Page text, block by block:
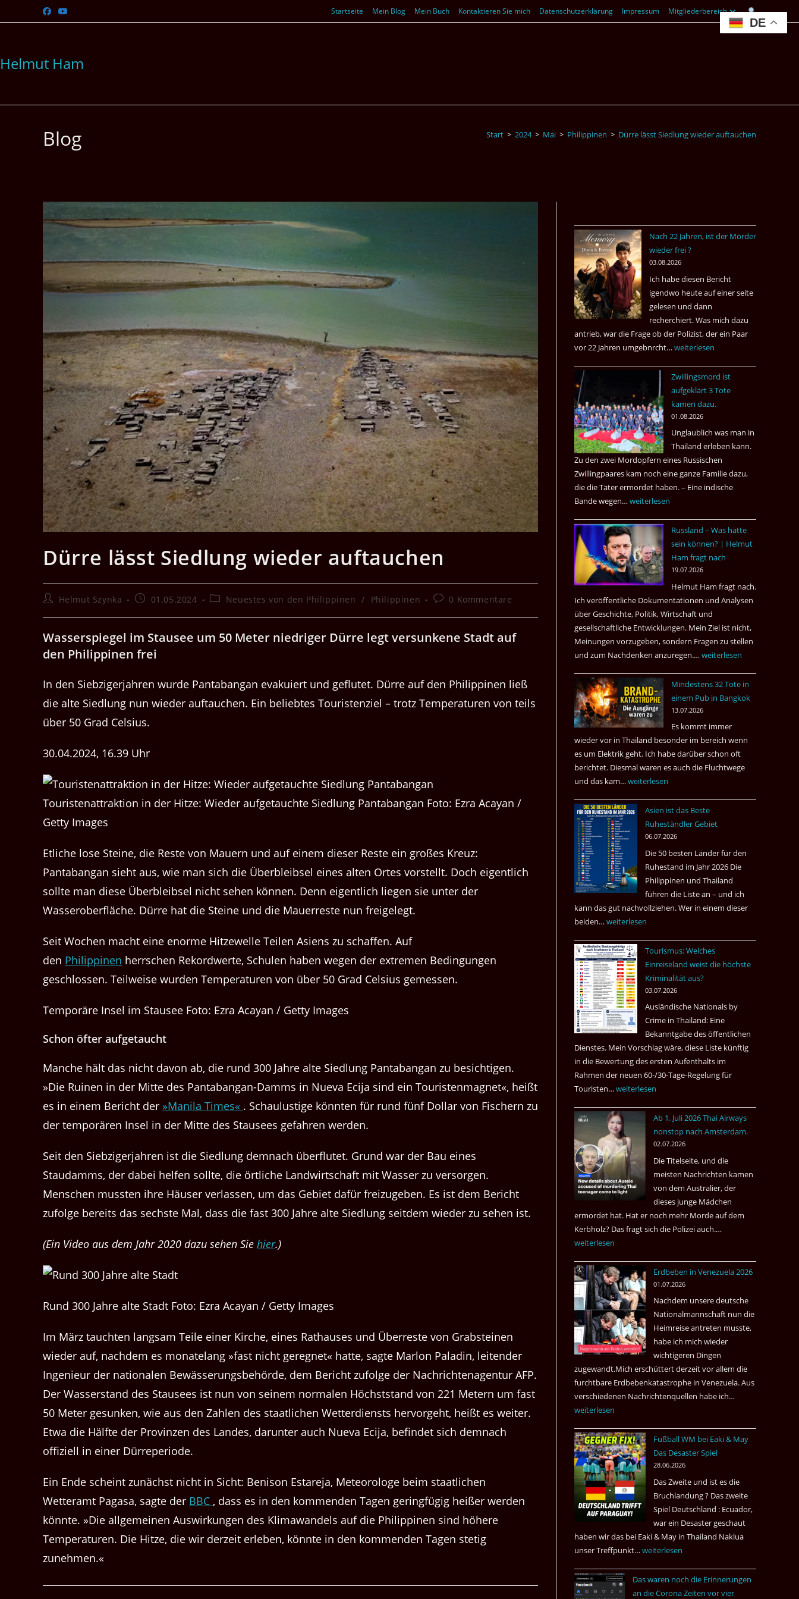
Inhalt
Startseite Mein Blog Mein Buch Kontaktieren Sie mich Datenschutzerklärung Impressum Mitgliederbereich
Helmut Ham
Blog Start > 2024 > Mai > Philippinen > Dürre lässt Siedlung wieder auftauchen
Dürre lässt Siedlung wieder auftauchen
Beitrags-
Helmut Szynka
Beitrag01.05.2024
Beitrags-
Neuestes von den Philippinen / Philippinen
Beitrags-
0 Kommentare
Wasserspiegel im Stausee um 50 Meter niedriger Dürre legt versunkene Stadt auf
den Philippinen frei
In den Siebzigerjahren wurde Pantabangan evakuiert und geflutet. Dürre auf den Philippinen ließ
die alte Siedlung nun wieder auftauchen. Ein beliebtes Touristenziel – trotz Temperaturen von teils
über 50 Grad Celsius.
30.04.2024, 16.39 Uhr
Touristenattraktion in der Hitze: Wieder aufgetauchte Siedlung Pantabangan Foto: Ezra Acayan /
Getty Images
Etliche lose Steine, die Reste von Mauern und auf einem dieser Reste ein großes Kreuz:
Pantabangan sieht aus, wie man sich die Überbleibsel eines alten Ortes vorstellt. Doch eigentlich
sollte man diese Überbleibsel nicht sehen können. Denn eigentlich liegen sie unter der
Wasseroberfläche. Dürre hat die Steine und die Mauerreste nun freigelegt.
Seit Wochen macht eine enorme Hitzewelle Teilen Asiens zu schaffen. Auf
den Philippinen herrschen Rekordwerte, Schulen haben wegen der extremen Bedingungen
geschlossen. Teilweise wurden Temperaturen von über 50 Grad Celsius gemessen.
Temporäre Insel im Stausee Foto: Ezra Acayan / Getty Images
Schon öfter aufgetaucht
Manche hält das nicht davon ab, die rund 300 Jahre alte Siedlung Pantabangan zu besichtigen.
»Die Ruinen in der Mitte des Pantabangan-Damms in Nueva Ecija sind ein Touristenmagnet«, heißt
es in einem Bericht der »Manila Times« . Schaulustige könnten für rund fünf Dollar von Fischern zu
der temporären Insel in der Mitte des Stausees gefahren werden.
Seit den Siebzigerjahren ist die Siedlung demnach überflutet. Grund war der Bau eines
Staudamms, der dabei helfen sollte, die örtliche Landwirtschaft mit Wasser zu versorgen.
Menschen mussten ihre Häuser verlassen, um das Gebiet dafür freizugeben. Es ist dem Bericht
zufolge bereits das sechste Mal, dass die fast 300 Jahre alte Siedlung seitdem wieder zu sehen ist.
(Ein Video aus dem Jahr 2020 dazu sehen Sie hier.)
Rund 300 Jahre alte Stadt Foto: Ezra Acayan / Getty Images
Im März tauchten langsam Teile einer Kirche, eines Rathauses und Überreste von Grabsteinen
wieder auf, nachdem es monatelang »fast nicht geregnet« hatte, sagte Marlon Paladin, leitender
Ingenieur der nationalen Bewässerungsbehörde, dem Bericht zufolge der Nachrichtenagentur AFP.
Der Wasserstand des Stausees ist nun von seinem normalen Höchststand von 221 Metern um fast
50 Meter gesunken, wie aus den Zahlen des staatlichen Wetterdiensts hervorgeht, heißt es weiter.
Etwa die Hälfte der Provinzen des Landes, darunter auch Nueva Ecija, befindet sich demnach
offiziell in einer Dürreperiode.
Ein Ende scheint zunächst nicht in Sicht: Benison Estareja, Meteorologe beim staatlichen
Wetteramt Pagasa, sagte der BBC , dass es in den kommenden Tagen geringfügig heißer werden
könnte. »Die allgemeinen Auswirkungen des Klimawandels auf die Philippinen sind höhere
Temperaturen. Die Hitze, die wir derzeit erleben, könnte in den kommenden Tagen stetig
zunehmen.«
Nach 22 Jahren, ist der Mörder
wieder frei ?
03.08.2026
Ich habe diesen Bericht
igendwo heute auf einer seite
gelesen und dann
recherchiert. Was mich dazu
antrieb, war die Frage ob der Polizist, der ein Paar
vor 22 Jahren umgebnrcht… Nach
Jahren,
ist
der
Mörder
wieder
frei
?
weiterlesen
Zwillingsmord ist
aufgeklärt 3 Tote
kamen dazu.
01.08.2026
Unglaublich was man in
Thailand erleben kann.
Zu den zwei Mordopfern eines Russischen
Zwillingpaares kam noch eine ganze Familie dazu,
die die Täter ermordet haben. – Eine indische
Bande wegen…Zwillingsmord
aufgeklärt
3
Tote
kamen
weiterlesen
Russland – Was hätte
sein können? | Helmut
Ham fragt nach
19.07.2026
Helmut Ham fragt nach.
Ich veröffentliche Dokumentationen und Analysen
über Geschichte, Politik, Wirtschaft und
gesellschaftliche Entwicklungen. Mein Ziel ist nicht,
Meinungen vorzugeben, sondern Fragen zu stellen
und zum Nachdenken anzuregen.… Russland
Was
hätte
sein
können?
|
Helmut
Ham
nach
weiterlesen
Mindestens 32 Tote in
einem Pub in Bangkok
13.07.2026
Es kommt immer
wieder vor in Thailand besonder im bereich wenn
es um Elektrik geht. Ich habe darüber schon oft
berichtet. Diesmal waren es auch die Fluchtwege
und das kam…Mindestens
Tote
einem
in
Bangkok
weiterlesen
Asien ist das Beste
Ruheständler Gebiet
06.07.2026
Die 50 besten Länder für den
Ruhestand im Jahr 2026 Die
Philippinen und Thailand
führen die Liste an – und ich
kann das gut nachvollziehen. Wer in einem dieser
beiden… Asien
das
Beste
Ruheständler
Gebiet
weiterlesen
Tourismus: Welches
Einreiseland weist die höchste
Kriminalität aus?
03.07.2026
Ausländische Nationals by
Crime in Thailand: Eine
Bekanntgabe des öffentlichen
Dienstes. Mein Vorschlag wäre, diese Liste künftig
in die Bewertung des ersten Aufenthalts im
Rahmen der neuen 60-/30-Tage-Regelung für
Touristen…Tourismus:
Einreiseland
weist
die
höchste
Kriminalität
aus?
weiterlesen
Ab 1. Juli 2026 Thai Airways
nonstop nach Amsterdam.
02.07.2026
Die Titelseite, und die
meisten Nachrichten kamen
von dem Australier, der
dieses junge Mädchen
ermordet hat. Hat er noch mehr Morde auf dem
Kerbholz? Das fragt sich die Polizei auch.…
Juli
2026
Airways
nonstop
nach
Amsterdam.
weiterlesen
Erdbeben in Venezuela 2026
01.07.2026
Nachdem unsere deutsche
Nationalmannschaft nun die
Heimreise antreten musste,
habe ich mich wieder
wichtigeren Dingen
zugewandt.Mich erschüttert derzeit vor allem die
furchtbare Erdbebenkatastrophe in Venezuela. Aus
verschiedenen Nachrichtenquellen habe ich…
Venezuela
2026
weiterlesen
Fußball WM bei Eaki & May
Das Desaster Spiel
28.06.2026
Das Zweite und ist es die
Bruchlandung ? Das zweite
Spiel Deutschland : Ecuador,
war ein Desaster geschaut
haben wir das bei Eaki & May in Thailand Naklua
unser Treffpunkt… Fußball
bei
Eaki
weiterlesen
Das waren noch die Erinnerungen
an die Corona Zeiten vor vier
DE